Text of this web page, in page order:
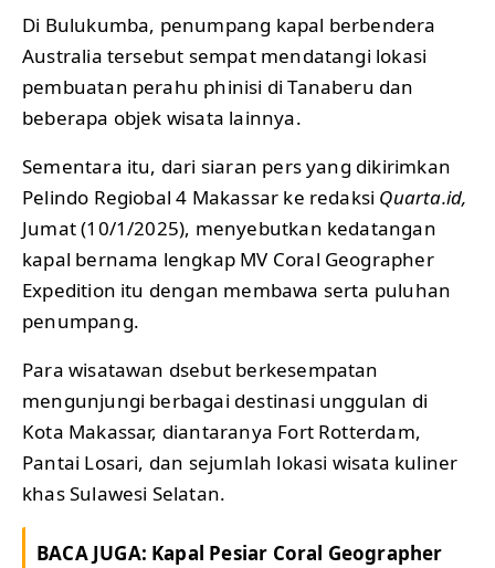
Di Bulukumba, penumpang kapal berbendera
Australia tersebut sempat mendatangi lokasi
pembuatan perahu phinisi di Tanaberu dan
beberapa objek wisata lainnya.
Sementara itu, dari siaran pers yang dikirimkan
Pelindo Regiobal 4 Makassar ke redaksi Quarta.id,
Jumat (10/1/2025), menyebutkan kedatangan
kapal bernama lengkap MV Coral Geographer
Expedition itu dengan membawa serta puluhan
penumpang.
Para wisatawan dsebut berkesempatan
mengunjungi berbagai destinasi unggulan di
Kota Makassar, diantaranya Fort Rotterdam,
Pantai Losari, dan sejumlah lokasi wisata kuliner
khas Sulawesi Selatan.
BACA JUGA: Kapal Pesiar Coral Geographer